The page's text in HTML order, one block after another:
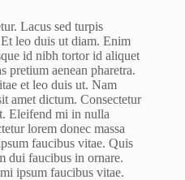
Lacus sed turpis
leo duis ut diam. Enim
id nibh tortor id aliquet
pretium aenean pharetra.
et leo duis ut. Nam
amet dictum. Consectetur
Eleifend mi in nulla
lorem donec massa
faucibus vitae. Quis
dui faucibus in ornare.
ipsum faucibus vitae.